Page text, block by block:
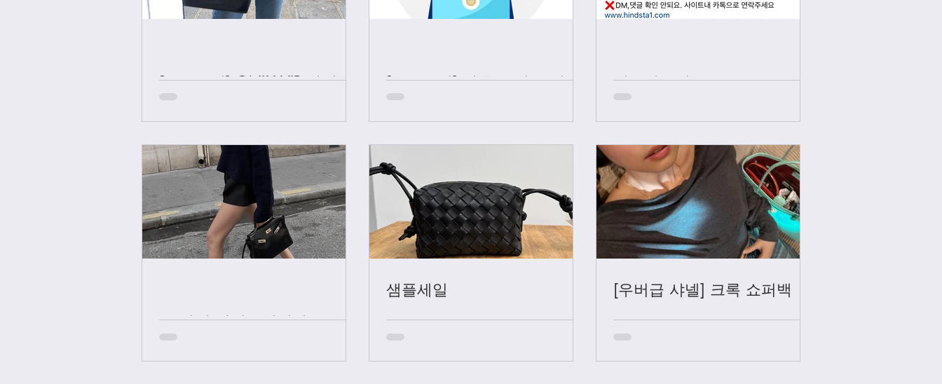
[중요공지] ONLY VIP 샤넬 +
에르메스 올수공
[중요공지] 카톡 문의 응대 시
간
인스타그램
급 차이 알려드립니다.
샘플세일 [우버급 샤넬] 크록 쇼퍼백